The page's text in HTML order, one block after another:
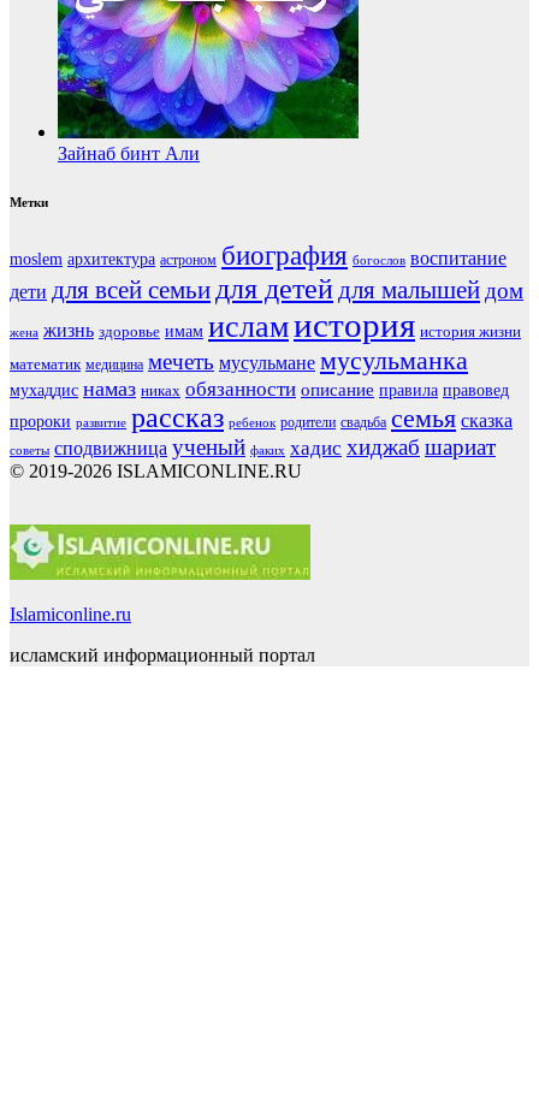
Зайнаб бинт Али
Метки
moslem архитектура астроном биография богослов воспитание
дети для всей семьи для детей для малышей дом
жена жизнь здоровье имам исламистория история жизни
математик медицина мечеть мусульмане мусульманка
мухаддис намаз никах обязанности описание правила правовед
пророки развитие рассказ ребенок родители свадьба семья сказка
советы сподвижница ученый факих хадис хиджаб шариат
© 2019-2026 ISLAMICONLINE.RU
Islamiconline.ru
исламский информационный портал